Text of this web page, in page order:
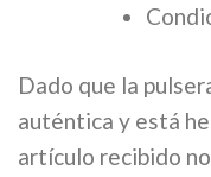
Dado que la
auténtica y está
artículo recibido